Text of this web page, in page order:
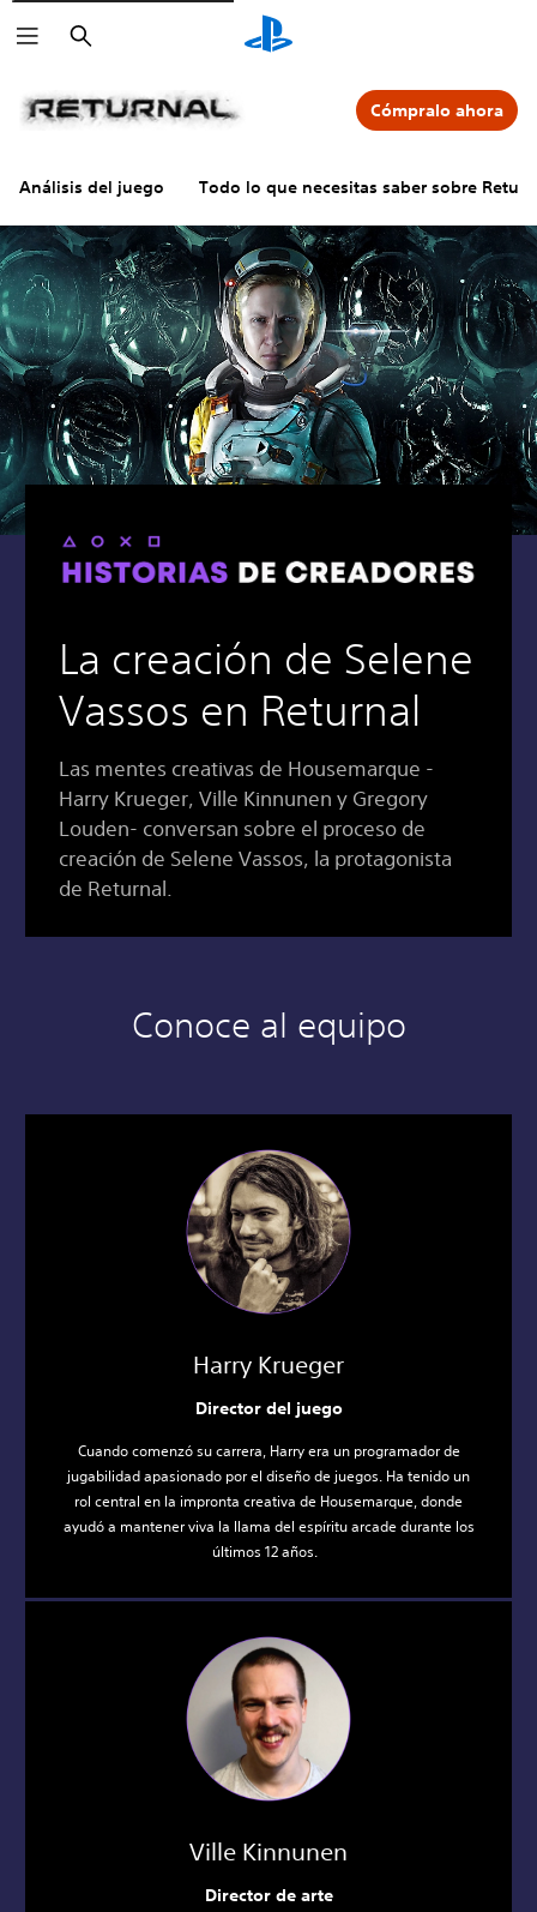
Buscar
Análisis del juego Todo lo que necesitas saber sobre
Cómpralo ahora
La creación de Selene
Vassos en Returnal
Las mentes creativas de Housemarque -
Harry Krueger, Ville Kinnunen y Gregory
Louden- conversan sobre el proceso de
creación de Selene Vassos, la protagonista
de Returnal.
Conoce al equipo
Harry Krueger
Director del juego
Cuando comenzó su carrera, Harry era un programador de
jugabilidad apasionado por el diseño de juegos. Ha tenido un
rol central en la impronta creativa de Housemarque, donde
ayudó a mantener viva la llama del espíritu arcade durante los
últimos 12 años.
Ville Kinnunen
Director de arte